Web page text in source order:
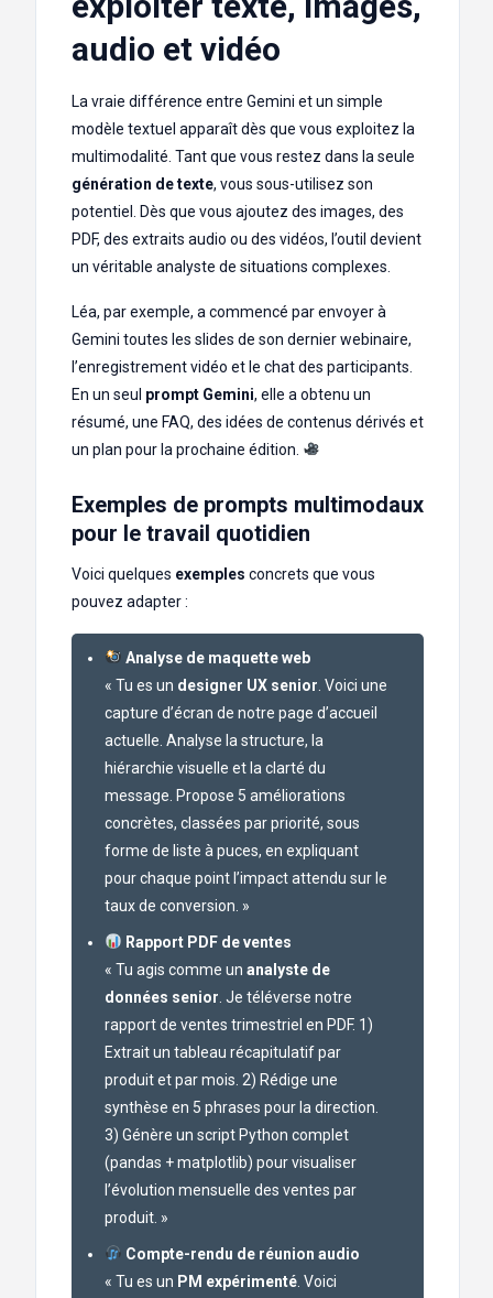
audio et vidéo
La vraie différence entre Gemini et un simple
modèle textuel apparaît dès que vous exploitez la
multimodalité. Tant que vous restez dans la seule
génération de texte, vous sous-utilisez son
potentiel. Dès que vous ajoutez des images, des
PDF, des extraits audio ou des vidéos, l’outil devient
un véritable analyste de situations complexes.
Léa, par exemple, a commencé par envoyer à
Gemini toutes les slides de son dernier webinaire,
l’enregistrement vidéo et le chat des participants.
En un seul prompt Gemini, elle a obtenu un
résumé, une FAQ, des idées de contenus dérivés et
un plan pour la prochaine édition.
Exemples de prompts multimodaux
pour le travail quotidien
Voici quelques exemples concrets que vous
pouvez adapter :
Analyse de maquette web
« Tu es un designer UX senior . Voici une
capture d’écran de notre page d’accueil
actuelle. Analyse la structure, la
hiérarchie visuelle et la clarté du
message. Propose 5 améliorations
concrètes, classées par priorité, sous
forme de liste à puces, en expliquant
pour chaque point l’impact attendu sur le
taux de conversion. »
Rapport PDF de ventes
« Tu agis comme un analyste de
données senior . Je téléverse notre
rapport de ventes trimestriel en PDF. 1)
Extrait un tableau récapitulatif par
produit et par mois. 2) Rédige une
synthèse en 5 phrases pour la direction.
3) Génère un script Python complet
(pandas + matplotlib) pour visualiser
l’évolution mensuelle des ventes par
produit. »
Compte-rendu de réunion audio
« Tu es un PM expérimenté . Voici